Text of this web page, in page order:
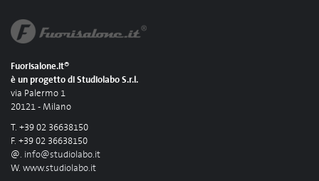
Fuorisalone.it®
è un progetto di Studiolabo S.r.l.
via Palermo 1
20121 - Milano
T. +39 02 36638150
F. +39 02 36638150
@. info@studiolabo.it
W. www.studiolabo.it